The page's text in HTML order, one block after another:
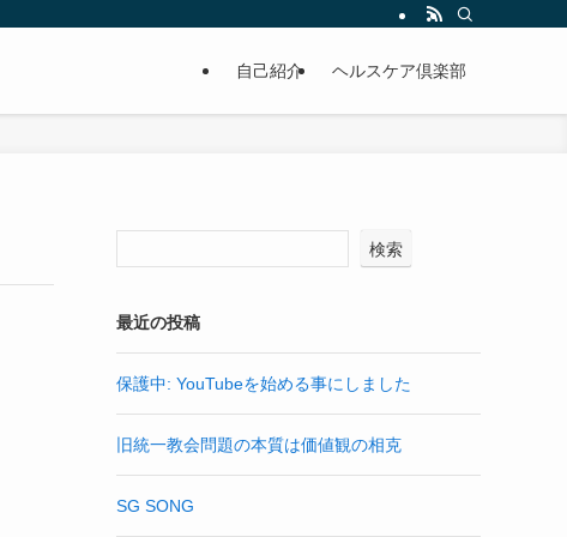
自己紹介 ヘルスケア倶楽部
検索
最近の投稿
保護中: YouTubeを始める事にしました
旧統一教会問題の本質は価値観の相克
SG SONG